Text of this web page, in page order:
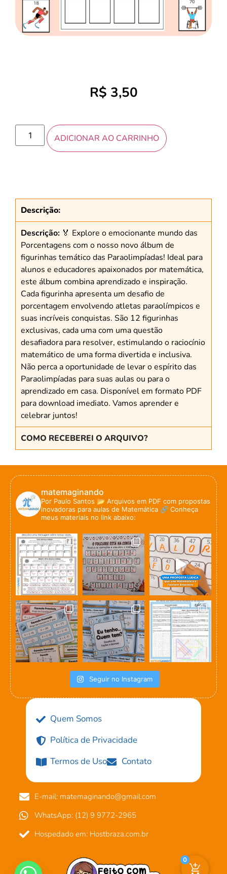
R$ 3,50
ADICIONAR AO CARRINHO
Descrição:
Descrição: 🏅 Explore o emocionante mundo das
Porcentagens com o nosso novo álbum de
figurinhas temático das Paraolimpíadas! Ideal para
alunos e educadores apaixonados por matemática,
este álbum combina aprendizado e inspiração.
Cada figurinha apresenta um desafio de
porcentagem envolvendo atletas paraolímpicos e
suas incríveis conquistas. São 12 figurinhas
exclusivas, cada uma com uma questão
desafiadora para resolver, estimulando o raciocínio
matemático de uma forma divertida e inclusiva.
Não perca a oportunidade de levar o espírito das
Paraolimpíadas para suas aulas ou para o
aprendizado em casa. Disponível em formato PDF
para download imediato. Vamos aprender e
celebrar juntos!
COMO RECEBEREI O ARQUIVO?
matemaginando
Por Paulo Santos 📂 Arquivos em PDF com propostas
inovadoras para aulas de Matemática 🔗 Conheça
meus materiais no link abaixo:
Seguir no Instagram
Quem Somos
Política de Privacidade
Termos de Uso
Contato
E-mail: matemaginando@gmail.com
WhatsApp: (12) 9 9772-2965
Hospedado em: Hostbraza.com.br
0